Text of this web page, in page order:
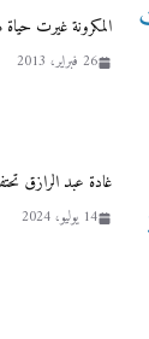
المكرونة غيرت حياة
26 فبراير، 2013
غادة عبد الرازق تحتفل
14 يوليو، 2024